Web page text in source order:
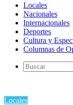
Locales
Nacionales
Internacionales
Deportes
Cultura y
Columnas de
Locales